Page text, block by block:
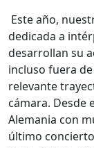
Este año,
dedicada a
desarrollan su
incluso fuera
relevante
cámara. Desde
Alemania con
último